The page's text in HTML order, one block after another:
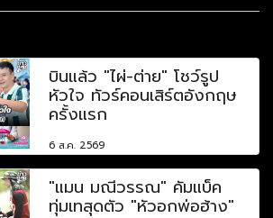
บินแล้ว "ไผ่-ต่าย" โชว์รูป
หัวใจ ทัวร์คอนเสิร์ตอังกฤษ
ครั้งแรก
6 ส.ค. 2569
"แมน มณีวรรณ" คัมแบ็ค
ทุ่มเทสุดตัว "หัวอกพ่อฮ้าง"